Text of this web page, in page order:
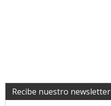
Recibe nuestro newsletter